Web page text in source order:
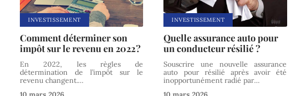
INVESTISSEMENT
Comment déterminer son
impôt sur le revenu en 2022 ?
En 2022, les règles de
détermination de l’impôt sur le
revenu changent.…
INVESTISSEMENT
Quelle assurance auto pour
un conducteur résilié ?
Souscrire une nouvelle assurance
auto pour résilié après avoir été
inopportunément radié par…